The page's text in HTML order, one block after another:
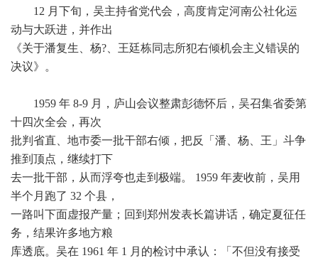
12 月下旬，吴主持省党代会，高度肯定河南公社化运
动与大跃进，并作出
《关于潘复生、杨?、王廷栋同志所犯右倾机会主义错误的
决议》。
1959 年 8-9 月，庐山会议整肃彭德怀后，吴召集省委第
十四次全会，再次
批判省直、地巿委一批干部右倾，把反「潘、杨、王」斗争
推到顶点，继续打下
去一批干部，从而浮夸也走到极端。 1959 年麦收前，吴用
半个月跑了 32 个县，
一路叫下面虚报产量；回到郑州发表长篇讲话，确定夏征任
务，结果许多地方粮
库透底。吴在 1961 年 1 月的检讨中承认：「不但没有接受